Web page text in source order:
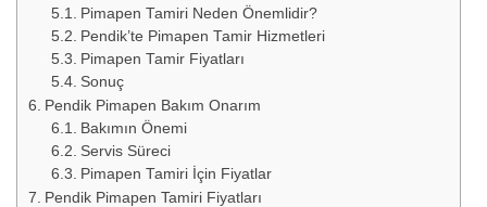
Pimapen Tamiri Neden Önemlidir?
Pendik’te Pimapen Tamir Hizmetleri
Pimapen Tamir Fiyatları
Sonuç
Pendik Pimapen Bakım Onarım
Bakımın Önemi
Servis Süreci
Pimapen Tamiri İçin Fiyatlar
Pendik Pimapen Tamiri Fiyatları